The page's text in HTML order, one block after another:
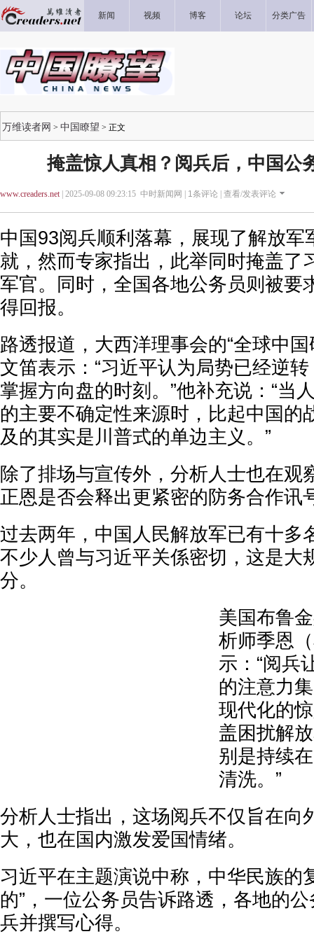
新闻 视频 博客 论坛 分类广告
万维读者网 > 中国瞭望 > 正文
掩盖惊人真相？阅兵后，中国公
www.creaders.net| 2025-09-08 09:23:15 中时新闻网 | 1条评论 | 查看/发表评论
中国93阅兵顺利落幕，展现了解放军
就，然而专家指出，此举同时掩盖了
军官。同时，全国各地公务员则被要
得回报。
路透报道，大西洋理事会的“全球中
文笛表示：“习近平认为局势已经逆
掌握方向盘的时刻。”他补充说：“当
的主要不确定性来源时，比起中国的
及的其实是川普式的单边主义。”
除了排场与宣传外，分析人士也在观
正恩是否会释出更紧密的防务合作讯
过去两年，中国人民解放军已有十多
不少人曾与习近平关係密切，这是大
分。
美国布鲁
析师季恩
示：“阅兵
的注意力
现代化的
盖困扰解
别是持续
清洗。”
分析人士指出，这场阅兵不仅旨在向
大，也在国内激发爱国情绪。
习近平在主题演说中称，中华民族的
的”，一位公务员告诉路透，各地的
兵并撰写心得。